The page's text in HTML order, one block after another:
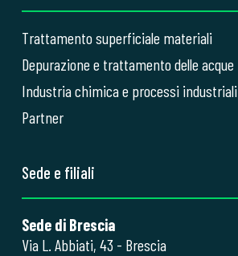
Trattamento superficiale materiali
Depurazione e trattamento delle acque
Industria chimica e processi industriali
Partner
Sede e filiali
Sede di Brescia
Via L. Abbiati, 43 - Brescia